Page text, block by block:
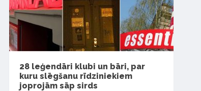
28 leģendāri klubi un bāri, par
kuru slēgšanu rīdziniekiem
joprojām sāp sirds